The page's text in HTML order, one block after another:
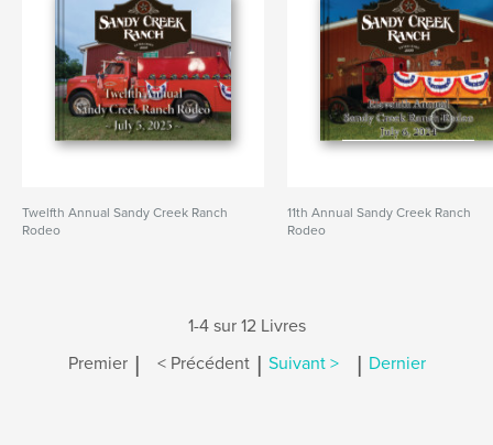
Twelfth Annual Sandy Creek Ranch
Rodeo
11th Annual Sandy Creek Ranch
Rodeo
1-4 sur 12 Livres
Premier | < Précédent | Suivant > | Dernier